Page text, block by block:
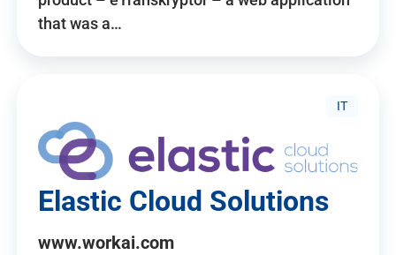
that was a…
IT
Elastic Cloud Solutions
www.workai.com